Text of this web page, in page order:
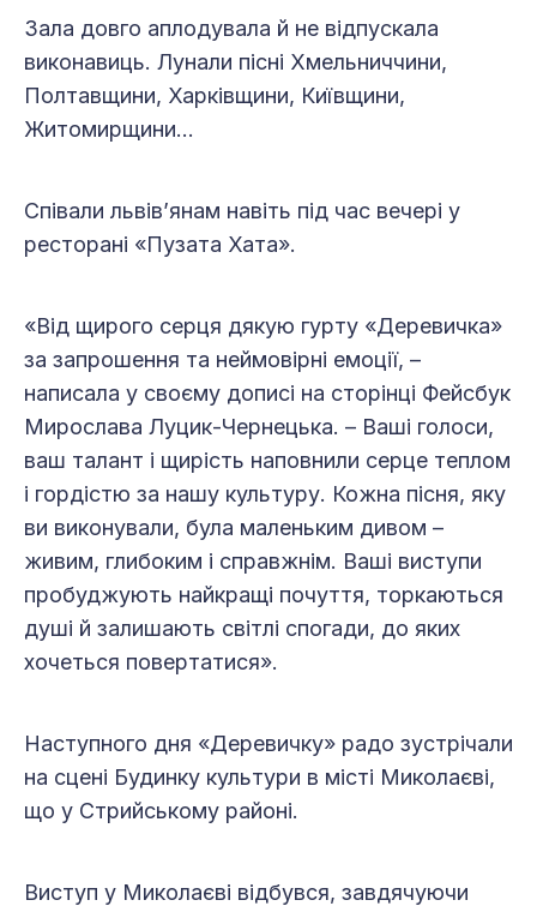
Зала довго аплодувала й не відпускала
виконавиць. Лунали пісні Хмельниччини,
Полтавщини, Харківщини, Київщини,
Житомирщини…
Співали львів’янам навіть під час вечері у
ресторані «Пузата Хата».
«Від щирого серця дякую гурту «Деревичка»
за запрошення та неймовірні емоції, –
написала у своєму дописі на сторінці Фейсбук
Мирослава Луцик-Чернецька. – Ваші голоси,
ваш талант і щирість наповнили серце теплом
і гордістю за нашу культуру. Кожна пісня, яку
ви виконували, була маленьким дивом –
живим, глибоким і справжнім. Ваші виступи
пробуджують найкращі почуття, торкаються
душі й залишають світлі спогади, до яких
хочеться повертатися».
Наступного дня «Деревичку» радо зустрічали
на сцені Будинку культури в місті Миколаєві,
що у Стрийському районі.
Виступ у Миколаєві відбувся, завдячуючи